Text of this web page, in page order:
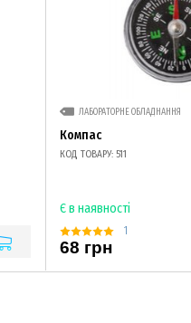
ЛАБОРАТОРНЕ ОБЛАДНАННЯ
Компас
КОД ТОВАРУ: 511
Є в наявності
1
68 грн